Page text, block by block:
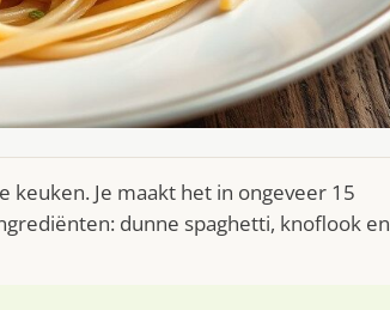
keuken. Je maakt het in ongeveer 15
dunne spaghetti, knoflook en